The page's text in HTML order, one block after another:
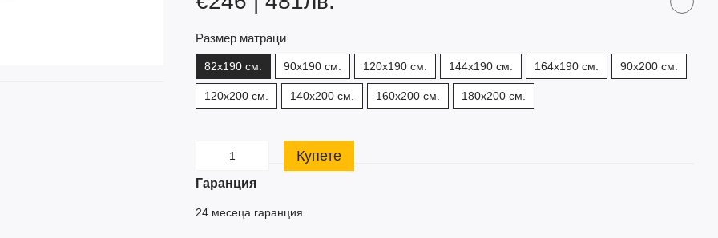
Размер матраци
82х190 см. 90х190 см. 120x190 см. 144x190 см. 164x190 см. 90x200 см.
120х200 см. 140х200 см. 160х200 см. 180х200 см.
Купете
Гаранция
24 месеца гаранция